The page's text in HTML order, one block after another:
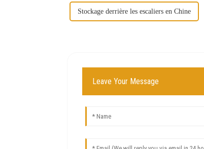
Stockage derrière les escaliers en Chine
Leave Your Message